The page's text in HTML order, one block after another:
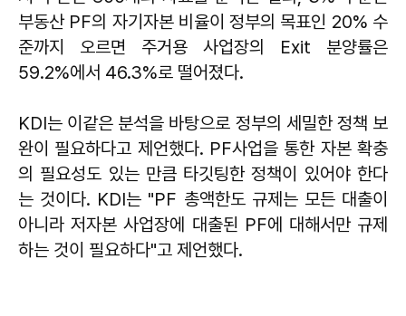
부동산 PF의 자기자본 비율이 정부의 목표인 20% 수
준까지 오르면 주거용 사업장의 Exit 분양률은
59.2%에서 46.3%로 떨어졌다.
KDI는 이같은 분석을 바탕으로 정부의 세밀한 정책 보
완이 필요하다고 제언했다. PF사업을 통한 자본 확충
의 필요성도 있는 만큼 타깃팅한 정책이 있어야 한다
는 것이다. KDI는 "PF 총액한도 규제는 모든 대출이
아니라 저자본 사업장에 대출된 PF에 대해서만 규제
하는 것이 필요하다"고 제언했다.